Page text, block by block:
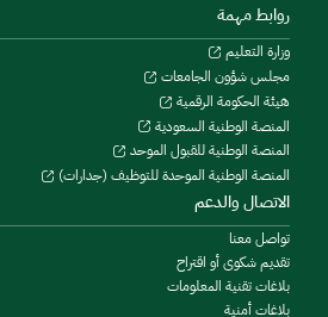
روابط مهمة
وزارة التعليم
مجلس شؤون الجامعات
هيئة الحكومة الرقمية
المنصة الوطنية السعودية
المنصة الوطنية للقبول الموحد
المنصة الوطنية الموحدة للتوظيف (جدارات)
الاتصال والدعم
تواصل معنا
تقديم شكوى أو اقتراح
بلاغات تقنية المعلومات
بلاغات أمنية